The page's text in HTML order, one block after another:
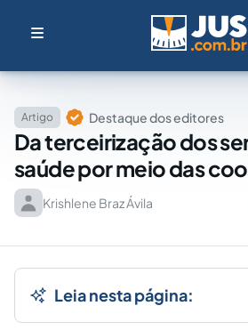
Artigo Destaque dos editores
Da terceirização dos
saúde por meio das
Krishlene Braz Ávila
Leia nesta página: